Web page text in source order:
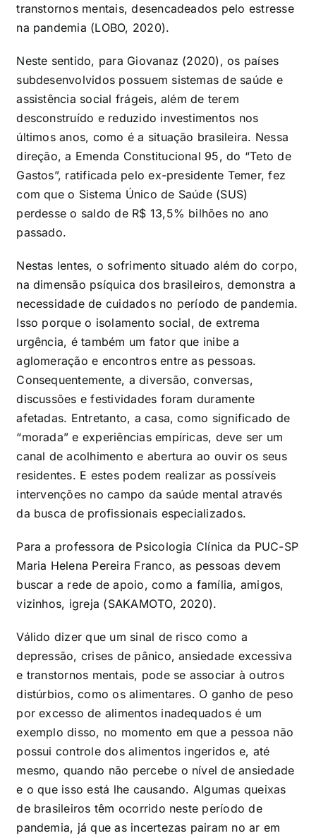
transtornos mentais, desencadeados pelo estresse
na pandemia (LOBO, 2020).
Neste sentido, para Giovanaz (2020), os países
subdesenvolvidos possuem sistemas de saúde e
assistência social frágeis, além de terem
desconstruído e reduzido investimentos nos
últimos anos, como é a situação brasileira. Nessa
direção, a Emenda Constitucional 95, do “Teto de
Gastos”, ratificada pelo ex-presidente Temer, fez
com que o Sistema Único de Saúde (SUS)
perdesse o saldo de R$ 13,5% bilhões no ano
passado.
Nestas lentes, o sofrimento situado além do corpo,
na dimensão psíquica dos brasileiros, demonstra a
necessidade de cuidados no período de pandemia.
Isso porque o isolamento social, de extrema
urgência, é também um fator que inibe a
aglomeração e encontros entre as pessoas.
Consequentemente, a diversão, conversas,
discussões e festividades foram duramente
afetadas. Entretanto, a casa, como significado de
“morada” e experiências empíricas, deve ser um
canal de acolhimento e abertura ao ouvir os seus
residentes. E estes podem realizar as possíveis
intervenções no campo da saúde mental através
da busca de profissionais especializados.
Para a professora de Psicologia Clínica da PUC-SP
Maria Helena Pereira Franco, as pessoas devem
buscar a rede de apoio, como a família, amigos,
vizinhos, igreja (SAKAMOTO, 2020).
Válido dizer que um sinal de risco como a
depressão, crises de pânico, ansiedade excessiva
e transtornos mentais, pode se associar à outros
distúrbios, como os alimentares. O ganho de peso
por excesso de alimentos inadequados é um
exemplo disso, no momento em que a pessoa não
possui controle dos alimentos ingeridos e, até
mesmo, quando não percebe o nível de ansiedade
e o que isso está lhe causando. Algumas queixas
de brasileiros têm ocorrido neste período de
pandemia, já que as incertezas pairam no ar em